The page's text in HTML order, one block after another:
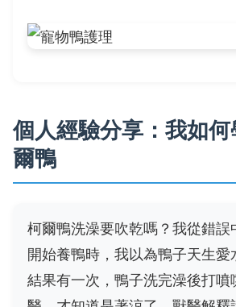
個人經驗分享：我如
爾鴨
柯爾鴨洗澡要吹乾嗎？我從錯誤
開始養鴨時，我以為鴨子天生愛
結果有一次，鴨子洗完澡後打噴